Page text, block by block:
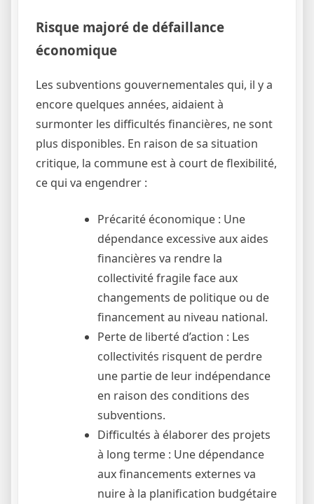
Risque majoré de défaillance
économique
Les subventions gouvernementales qui, il y a
encore quelques années, aidaient à
surmonter les difficultés financières, ne sont
plus disponibles. En raison de sa situation
critique, la commune est à court de flexibilité,
ce qui va engendrer :
Précarité économique : Une
dépendance excessive aux aides
financières va rendre la
collectivité fragile face aux
changements de politique ou de
financement au niveau national.
Perte de liberté d’action : Les
collectivités risquent de perdre
une partie de leur indépendance
en raison des conditions des
subventions.
Difficultés à élaborer des projets
à long terme : Une dépendance
aux financements externes va
nuire à la planification budgétaire